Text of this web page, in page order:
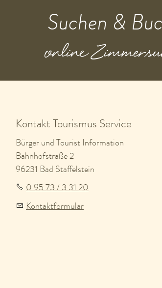
Suchen &
online
Kontakt Tourismus Service
Bürger und Tourist Information
Bahnhofstraße 2
96231 Bad Staffelstein
0 95 73 / 3 31 20
Kontaktformular